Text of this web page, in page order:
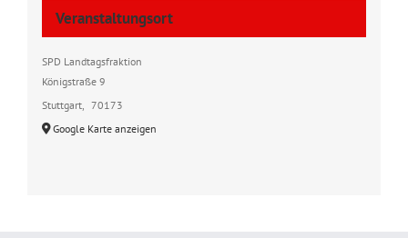
Veranstaltungsort
SPD Landtagsfraktion
Königstraße 9
Stuttgart,
70173
Google Karte anzeigen